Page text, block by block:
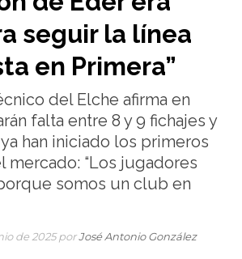
seguir la línea
en Primera”
del Elche afirma en
falta entre 8 y 9 fichajes y
han iniciado los primeros
mercado: “Los jugadores
somos un club en
de 2025 porJosé Antonio González